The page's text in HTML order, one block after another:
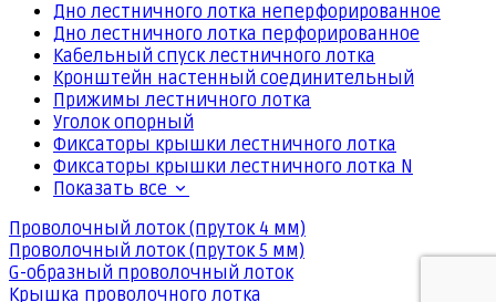
Дно лестничного лотка неперфорированное
Дно лестничного лотка перфорированное
Кабельный спуск лестничного лотка
Кронштейн настенный соединительный
Прижимы лестничного лотка
Уголок опорный
Фиксаторы крышки лестничного лотка
Фиксаторы крышки лестничного лотка N
Показать все
Проволочный лоток (пруток 4 мм)
Проволочный лоток (пруток 5 мм)
G-образный проволочный лоток
Крышка проволочного лотка